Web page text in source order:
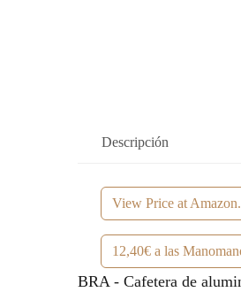
Descripción
View Price at
12,40€ a las
BRA - Cafetera de